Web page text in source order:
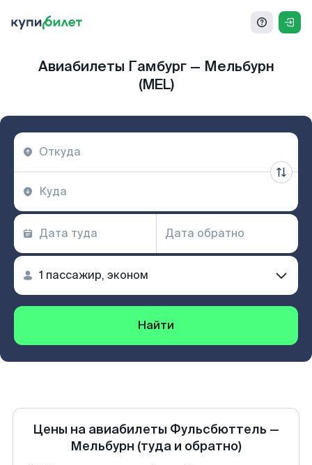
Авиабилеты Гамбург — Мельбурн
(MEL)
Найти
Цены на авиабилеты Фульсбюттель —
Мельбурн (туда и обратно)